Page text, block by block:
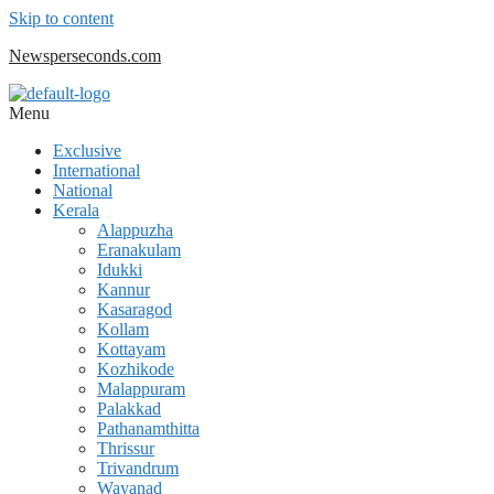
Skip to content
Newsperseconds.com
Menu
Exclusive
International
National
Kerala
Alappuzha
Eranakulam
Idukki
Kannur
Kasaragod
Kollam
Kottayam
Kozhikode
Malappuram
Palakkad
Pathanamthitta
Thrissur
Trivandrum
Wayanad